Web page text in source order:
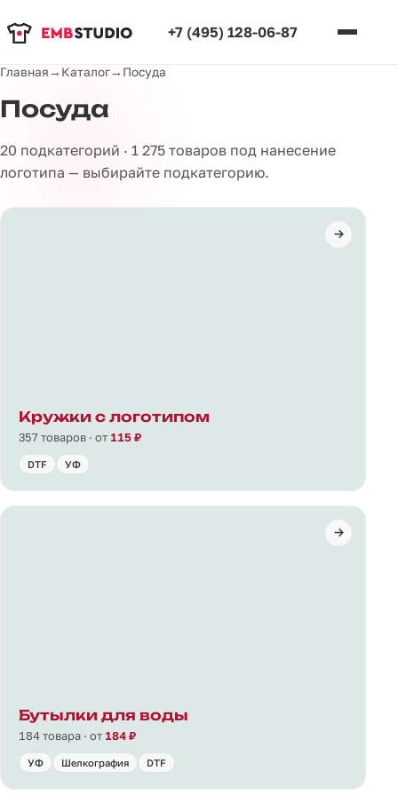
+7 (495) 128-06-87
Главная→ Каталог→ Посуда
Посуда
20 подкатегорий · 1 275 товаров под нанесение
логотипа — выбирайте подкатегорию.
Кружки с логотипом
357 товаров · от 115 ₽
DTF УФ
Бутылки для воды
184 товара · от 184 ₽
УФ Шелкография DTF